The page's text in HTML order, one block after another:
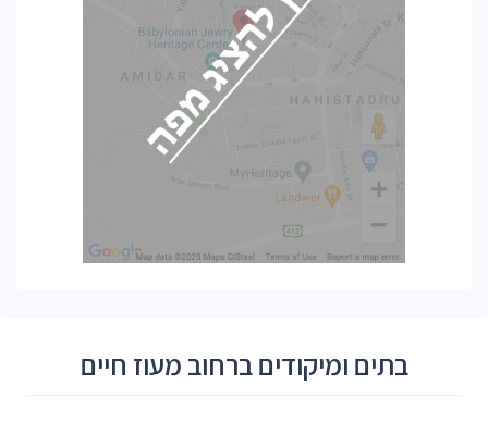
בתים ומיקודים ברחוב מעוז חיים